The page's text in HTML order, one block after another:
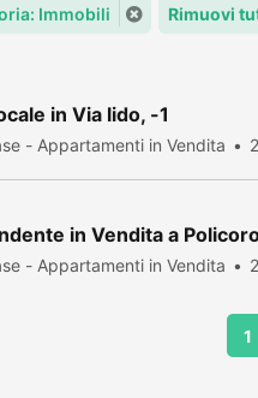
Immobili Rimuovi
in Via lido, -1
- Appartamenti in Vendita
in Vendita a
- Appartamenti in Vendita
1